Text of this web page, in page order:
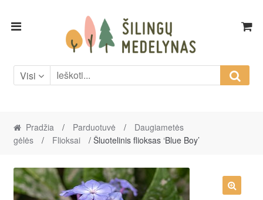
Skip
Skip
Visi
Pradžia / Parduotuvė /
Daugiametės
gėlės
/ Flioksai / Šluotelinis flioksas ‘Blue Boy’